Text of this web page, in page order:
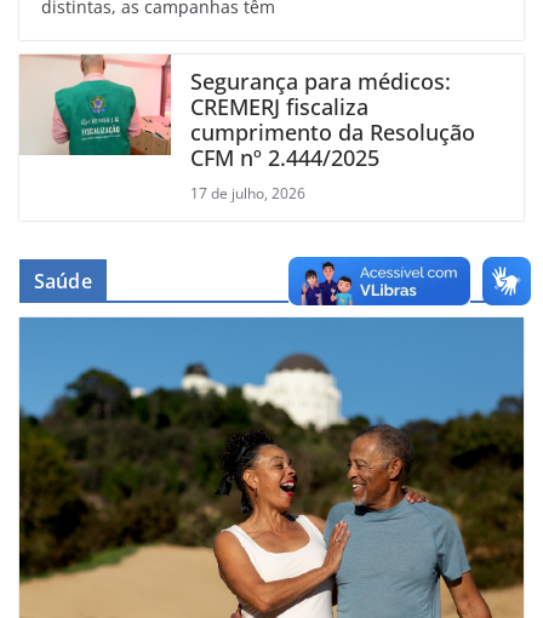
distintas, as campanhas têm
Segurança para médicos:
CREMERJ fiscaliza
cumprimento da Resolução
CFM nº 2.444/2025
17 de julho, 2026
Saúde